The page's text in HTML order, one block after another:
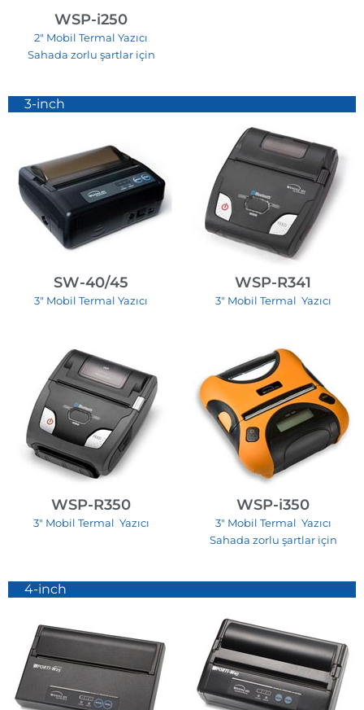
WSP-i250
2″ Mobil Termal Yazıcı
Sahada zorlu şartlar için
3-inch
SW-40/45
3″ Mobil Termal Yazıcı
WSP-R341
3″ Mobil Termal Yazıcı
WSP-R350
3″ Mobil Termal Yazıcı
WSP-i350
3″ Mobil Termal Yazıcı
Sahada zorlu şartlar için
4-inch